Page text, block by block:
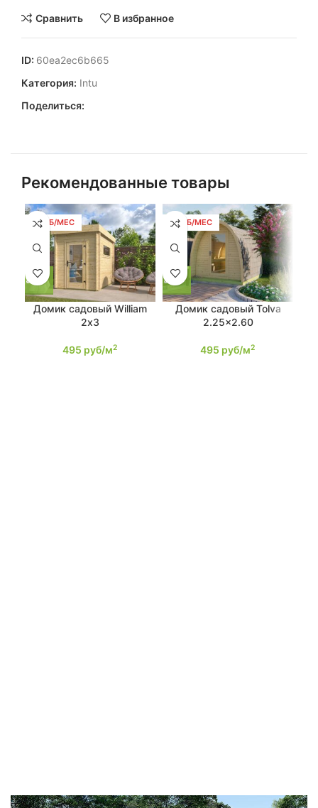
Сравнить В избранное
ID: 60ea2ec6b665
Категория: Intu
Поделиться:
Рекомендованные товары
9 РУБ/МЕС
Домик садовый William
2х3
495 руб/м2
9 РУБ/МЕС
Домик садовый Tolva
2.25×2.60
495 руб/м2